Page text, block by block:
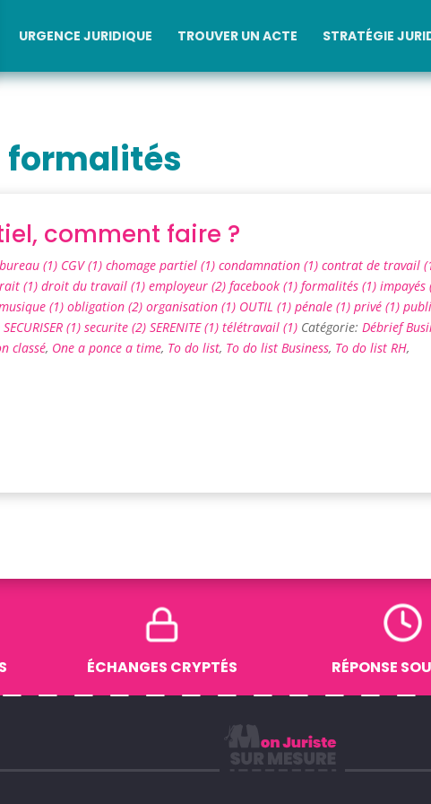
URGENCE JURIDIQUE TROUVER UN ACTE STRATÉGIE
formalités
comment faire ?
bureau (1) CGV (1)chomage partiel (1)condamnation (1)contrat de travail
(1)droit du travail (1)employeur (2)facebook (1)formalités (1)
(1)obligation (2)organisation (1) OUTIL (1)pénale (1)privé (1)
SECURISER (1)securite (2)SERENITE (1)télétravail (1) Catégorie: Débrief
classé, One a ponce a time, To do list, To do list Business, To do list RH,
ÉCHANGES CRYPTÉS RÉPONSE